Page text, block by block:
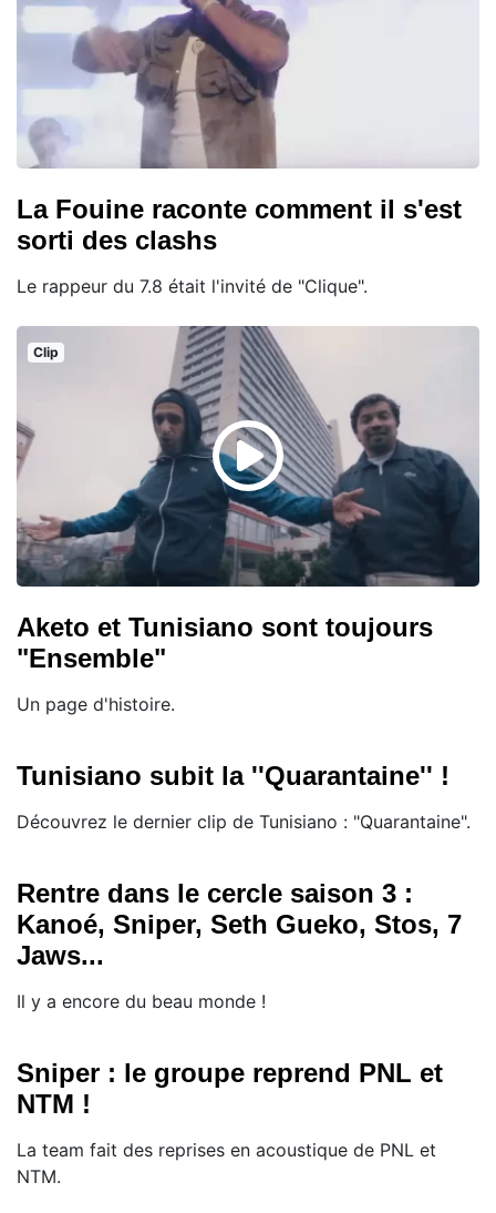
La Fouine raconte comment il s'est
sorti des clashs
Le rappeur du 7.8 était l'invité de "Clique".
Clip
Aketo et Tunisiano sont toujours
"Ensemble"
Un page d'histoire.
Tunisiano subit la ''Quarantaine'' !
Découvrez le dernier clip de Tunisiano : "Quarantaine".
Rentre dans le cercle saison 3 :
Kanoé, Sniper, Seth Gueko, Stos, 7
Jaws...
Il y a encore du beau monde !
Sniper : le groupe reprend PNL et
NTM !
La team fait des reprises en acoustique de PNL et
NTM.